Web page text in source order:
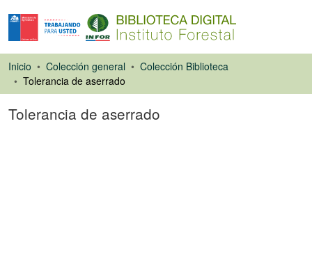
Inicio Colección general
Colección Biblioteca
Tolerancia de aserrado
Tolerancia de aserrado